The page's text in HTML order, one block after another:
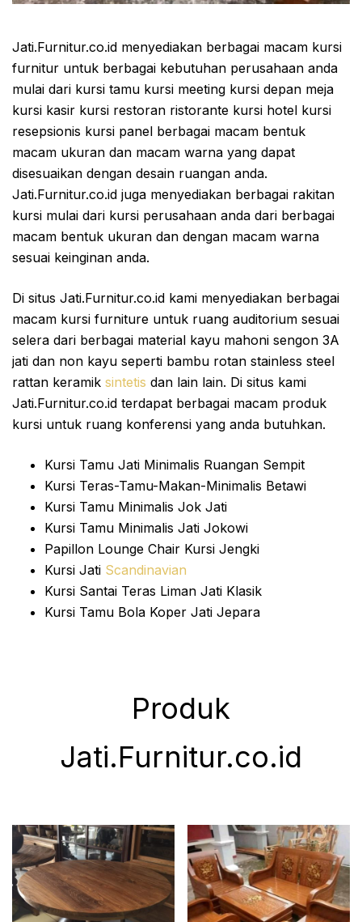
Jati.Furnitur.co.id menyediakan berbagai macam kursi
furnitur untuk berbagai kebutuhan perusahaan anda
mulai dari kursi tamu kursi meeting kursi depan meja
kursi kasir kursi restoran ristorante kursi hotel kursi
resepsionis kursi panel berbagai macam bentuk
macam ukuran dan macam warna yang dapat
disesuaikan dengan desain ruangan anda.
Jati.Furnitur.co.id juga menyediakan berbagai rakitan
kursi mulai dari kursi perusahaan anda dari berbagai
macam bentuk ukuran dan dengan macam warna
sesuai keinginan anda.
Di situs Jati.Furnitur.co.id kami menyediakan berbagai
macam kursi furniture untuk ruang auditorium sesuai
selera dari berbagai material kayu mahoni sengon 3A
jati dan non kayu seperti bambu rotan stainless steel
rattan keramik sintetis dan lain lain. Di situs kami
Jati.Furnitur.co.id terdapat berbagai macam produk
kursi untuk ruang konferensi yang anda butuhkan.
Kursi Tamu Jati Minimalis Ruangan Sempit
Kursi Teras-Tamu-Makan-Minimalis Betawi
Kursi Tamu Minimalis Jok Jati
Kursi Tamu Minimalis Jati Jokowi
Papillon Lounge Chair Kursi Jengki
Kursi Jati Scandinavian
Kursi Santai Teras Liman Jati Klasik
Kursi Tamu Bola Koper Jati Jepara
Produk
Jati.Furnitur.co.id